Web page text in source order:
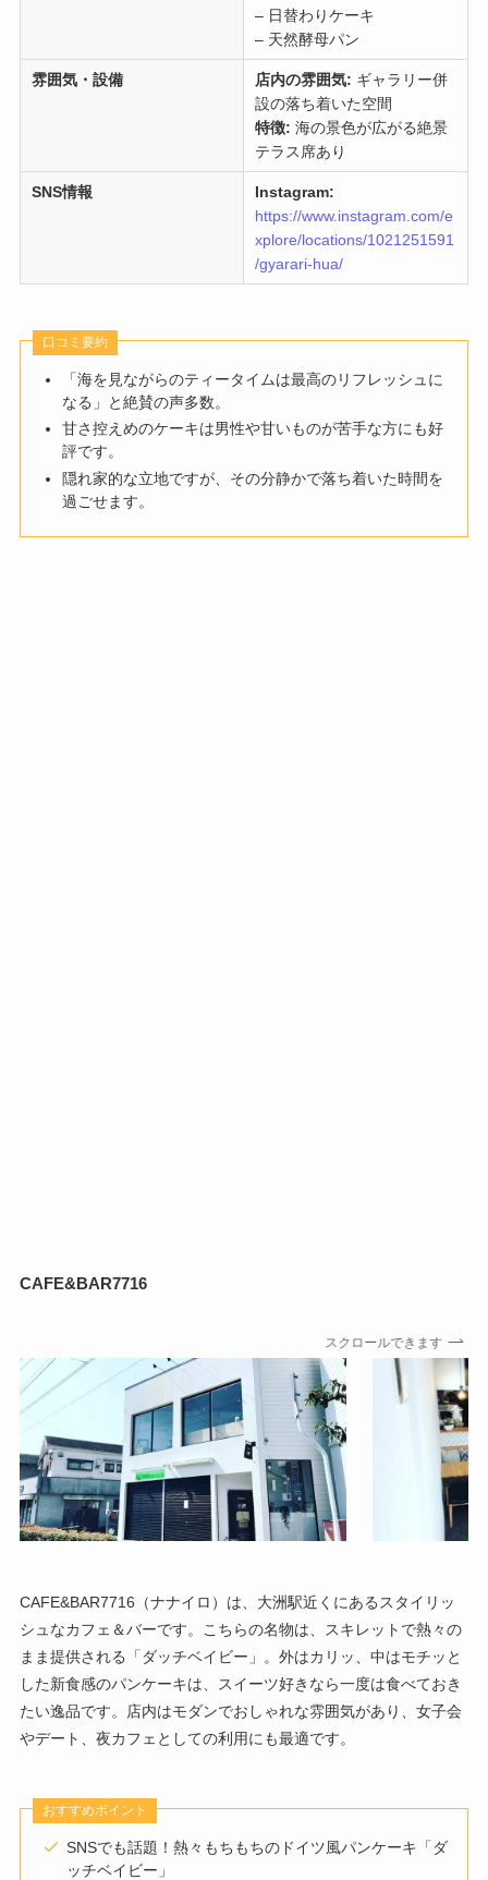
– 日替わりケーキ
– 天然酵母パン
雰囲気・設備 店内の雰囲気: ギャラリー併
設の落ち着いた空間
特徴: 海の景色が広がる絶景
テラス席あり
SNS情報
Instagram:
https://www.instagram.com/e
xplore/locations/1021251591
/gyarari-hua/
口コミ要約
「海を見ながらのティータイムは最高のリフレッシュに
なる」と絶賛の声多数。
甘さ控えめのケーキは男性や甘いものが苦手な方にも好
評です。
隠れ家的な立地ですが、その分静かで落ち着いた時間を
過ごせます。
CAFE&BAR7716
スクロールできます
CAFE&BAR7716（ナナイロ）は、大洲駅近くにあるスタイリッ
シュなカフェ＆バーです。こちらの名物は、スキレットで熱々の
まま提供される「ダッチベイビー」。外はカリッ、中はモチッと
した新食感のパンケーキは、スイーツ好きなら一度は食べておき
たい逸品です。店内はモダンでおしゃれな雰囲気があり、女子会
やデート、夜カフェとしての利用にも最適です。
おすすめポイント
SNSでも話題！熱々もちもちのドイツ風パンケーキ「ダ
ッチベイビー」